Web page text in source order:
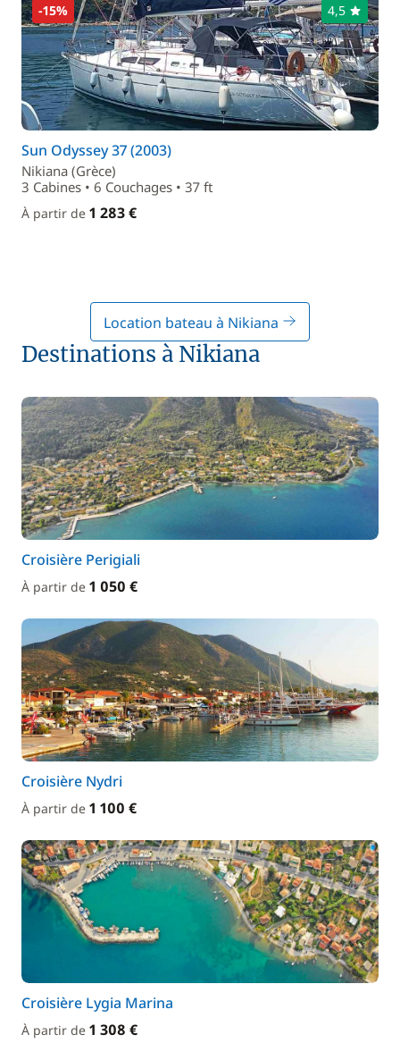
-15% 4,5
Sun Odyssey 37 (2003)
Nikiana (Grèce)
3 Cabines • 6 Couchages • 37 ft
À partir de 1 283 €
Location bateau à Nikiana
Destinations à Nikiana
Croisière Perigiali
À partir de 1 050 €
Croisière Nydri
À partir de 1 100 €
Croisière Lygia Marina
À partir de 1 308 €